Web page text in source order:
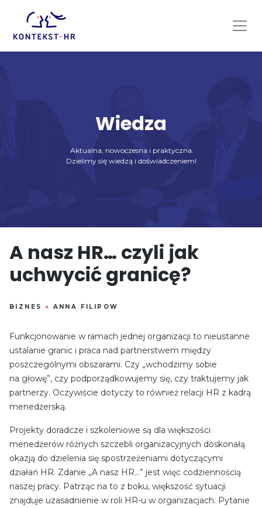
content
Wiedza
Aktualna, nowoczesna i praktyczna.
Dzielimy się wiedzą i doświadczeniem!
A nasz HR… czyli jak
uchwycić granicę?
BIZNES ● ANNA FILIPOW
Funkcjonowanie w ramach jednej organizacji to nieustanne
ustalanie granic i praca nad partnerstwem między
poszczególnymi obszarami. Czy „wchodzimy sobie
na głowę”, czy podporządkowujemy się, czy traktujemy jak
partnerzy. Oczywiście dotyczy to również relacji HR z kadrą
menedżerską.
Projekty doradcze i szkoleniowe są dla większości
menedżerów różnych szczebli organizacyjnych doskonałą
okazją do dzielenia się spostrzeżeniami dotyczącymi
działań HR. Zdanie „A nasz HR…” jest więc codziennością
naszej pracy. Patrząc na to z boku, większość sytuacji
znajduje uzasadnienie w roli HR-u w organizacjach. Pytanie